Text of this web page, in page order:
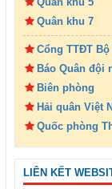
Quân khu 7
Cổng TTĐT
Báo Quân đội
Biên phòng
Hải quân Việt
Quốc phòng
LIÊN KẾT